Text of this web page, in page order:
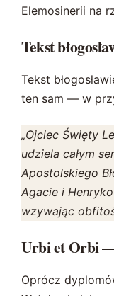
Elemosinerii na
Tekst
Tekst
ten sam — w
„Ojciec Święty
udziela całym
Apostolskiego
Agacie i
wzywając
Urbi et Orbi —
Oprócz